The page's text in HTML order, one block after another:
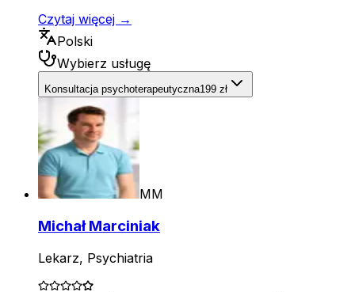
Czytaj więcej →
Polski
Wybierz usługę
Konsultacja psychoterapeutyczna199 zł
MM
Michał Marciniak
Lekarz, Psychiatria